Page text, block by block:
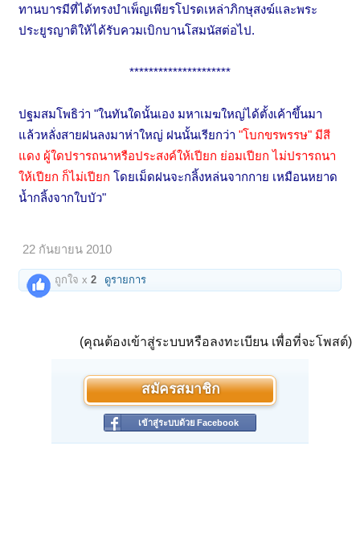
ทานบารมีที่ได้ทรงบำเพ็ญเพียรโปรดเหล่าภิกษุสงฆ์และพระ
ประยูรญาติให้ได้รับควมเบิกบานโสมนัสต่อไป.
*********************
ปฐมสมโพธิว่า "ในทันใดนั้นเอง มหาเมฆใหญ่ได้ตั้งเค้าขึ้นมา
แล้วหลั่งสายฝนลงมาห่าใหญ่ ฝนนั้นเรียกว่า"โบกขรพรรษ" มีสี
แดง ผู้ใดปรารถนาหรือประสงค์ให้เปียก ย่อมเปียก ไม่ปรารถนา
ให้เปียก ก็ไม่เปียก โดยเม็ดฝนจะกลิ้งหล่นจากกาย เหมือนหยาด
น้ำกลิ้งจากใบบัว"
22 กันยายน 2010
ถูกใจ x2 ดูรายการ
(คุณต้องเข้าสู่ระบบหรือลงทะเบียน เพื่อที่จะโพสต์)
สมัครสมาชิก
เข้าสู่ระบบด้วย Facebook